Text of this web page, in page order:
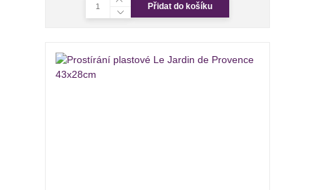
Přidat do košíku